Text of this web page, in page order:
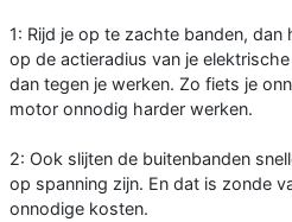
1: Rijd je op te zachte banden,
op de actieradius van je
dan tegen je werken. Zo fiets je
motor onnodig harder werken.
2: Ook slijten de buitenbanden
op spanning zijn. En dat is zonde
onnodige kosten.